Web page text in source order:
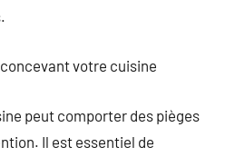
votre cuisine
peut comporter des pièges
Il est essentiel de